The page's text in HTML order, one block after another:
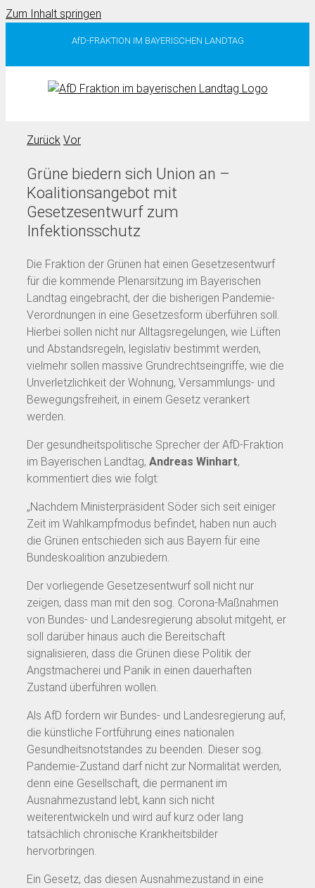
Zum Inhalt springen
AfD-FRAKTION IM BAYERISCHEN LANDTAG
Zurück Vor
Grüne biedern sich Union an –
Koalitionsangebot mit
Gesetzesentwurf zum
Infektionsschutz
Die Fraktion der Grünen hat einen Gesetzesentwurf
für die kommende Plenarsitzung im Bayerischen
Landtag eingebracht, der die bisherigen Pandemie-
Verordnungen in eine Gesetzesform überführen soll.
Hierbei sollen nicht nur Alltagsregelungen, wie Lüften
und Abstandsregeln, legislativ bestimmt werden,
vielmehr sollen massive Grundrechtseingriffe, wie die
Unverletzlichkeit der Wohnung, Versammlungs- und
Bewegungsfreiheit, in einem Gesetz verankert
werden.
Der gesundheitspolitische Sprecher der AfD-Fraktion
im Bayerischen Landtag, Andreas Winhart,
kommentiert dies wie folgt:
„Nachdem Ministerpräsident Söder sich seit einiger
Zeit im Wahlkampfmodus befindet, haben nun auch
die Grünen entschieden sich aus Bayern für eine
Bundeskoalition anzubiedern.
Der vorliegende Gesetzesentwurf soll nicht nur
zeigen, dass man mit den sog. Corona-Maßnahmen
von Bundes- und Landesregierung absolut mitgeht, er
soll darüber hinaus auch die Bereitschaft
signalisieren, dass die Grünen diese Politik der
Angstmacherei und Panik in einen dauerhaften
Zustand überführen wollen.
Als AfD fordern wir Bundes- und Landesregierung auf,
die künstliche Fortführung eines nationalen
Gesundheitsnotstandes zu beenden. Dieser sog.
Pandemie-Zustand darf nicht zur Normalität werden,
denn eine Gesellschaft, die permanent im
Ausnahmezustand lebt, kann sich nicht
weiterentwickeln und wird auf kurz oder lang
tatsächlich chronische Krankheitsbilder
hervorbringen.
Ein Gesetz, das diesen Ausnahmezustand in eine